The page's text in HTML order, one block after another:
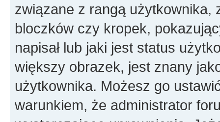
związane z rangą użytkownika,
bloczków czy kropek,
napisał lub jaki jest status
większy obrazek, jest znany
użytkownika. Możesz go
warunkiem, że administrator